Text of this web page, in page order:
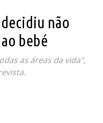
não
bebé
as áreas da vida",